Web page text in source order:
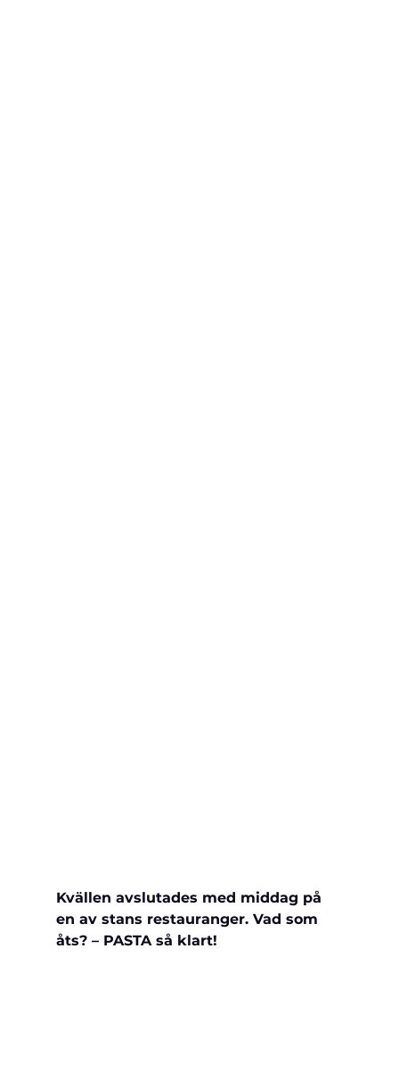
Kvällen avslutades med middag på
en av stans restauranger. Vad som
åts? – PASTA så klart!